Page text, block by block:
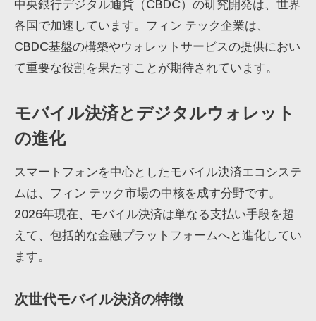
各国で加速しています。フィン テック企業は、
CBDC基盤の構築やウォレットサービスの提供におい
て重要な役割を果たすことが期待されています。
モバイル決済とデジタルウォレット
の進化
スマートフォンを中心としたモバイル決済エコシステ
ムは、フィン テック市場の中核を成す分野です。
2026年現在、モバイル決済は単なる支払い手段を超
えて、包括的な金融プラットフォームへと進化してい
ます。
次世代モバイル決済の特徴